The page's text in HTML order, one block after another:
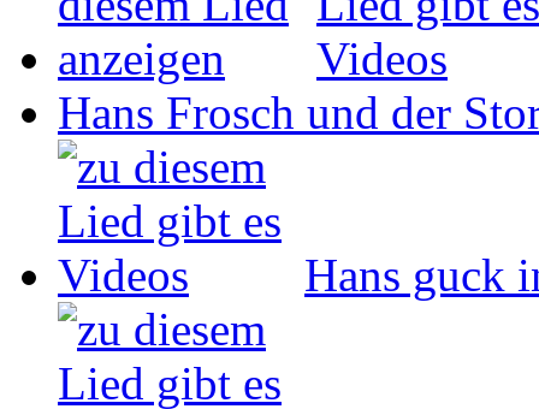
Hans Frosch und der
Hans guck